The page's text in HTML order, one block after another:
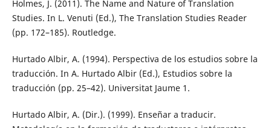
Holmes, J. (2011). The Name and Nature of Translation
Studies. In L. Venuti (Ed.), The Translation Studies Reader
(pp. 172–185). Routledge.
Hurtado Albir, A. (1994). Perspectiva de los estudios sobre la
traducción. In A. Hurtado Albir (Ed.), Estudios sobre la
traducción (pp. 25–42). Universitat Jaume 1.
Hurtado Albir, A. (Dir.). (1999). Enseñar a traducir.